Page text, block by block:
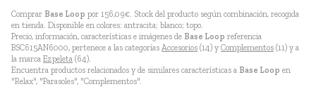
Comprar Base Loop por 156,09€ . Stock del producto según combinación, recogida
en tienda. Disponible en colores: antracita; blanco; topo.
Precio, información, características e imágenes de Base Loop referencia
BSC615AN6000, pertenece a las categorías Accesorios (14) y Complementos (11) y a
la marca Ezpeleta (64).
Encuentra productos relacionados y de similares características a Base Loop en
"Relax", "Parasoles", "Complementos".